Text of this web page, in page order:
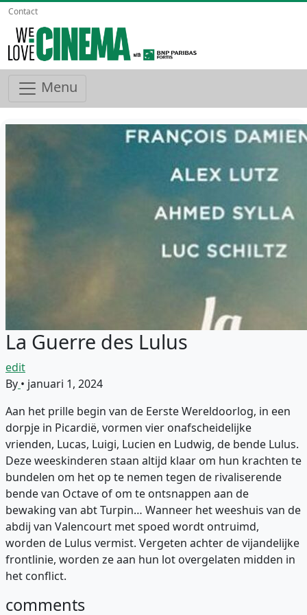
Contact
Menu
La Guerre des Lulus
edit
By • januari 1, 2024
Aan het prille begin van de Eerste Wereldoorlog, in een
dorpje in Picardië, vormen vier onafscheidelijke
vrienden, Lucas, Luigi, Lucien en Ludwig, de bende Lulus.
Deze weeskinderen staan altijd klaar om hun krachten te
bundelen om het op te nemen tegen de rivaliserende
bende van Octave of om te ontsnappen aan de
bewaking van abt Turpin… Wanneer het weeshuis van de
abdij van Valencourt met spoed wordt ontruimd,
worden de Lulus vermist. Vergeten achter de vijandelijke
frontlinie, worden ze aan hun lot overgelaten midden in
het conflict.
comments